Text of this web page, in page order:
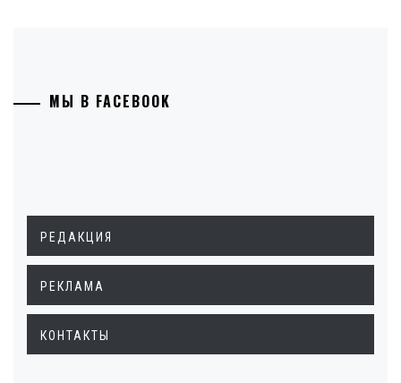
МЫ В FACEBOOK
РЕДАКЦИЯ
РЕКЛАМА
КОНТАКТЫ